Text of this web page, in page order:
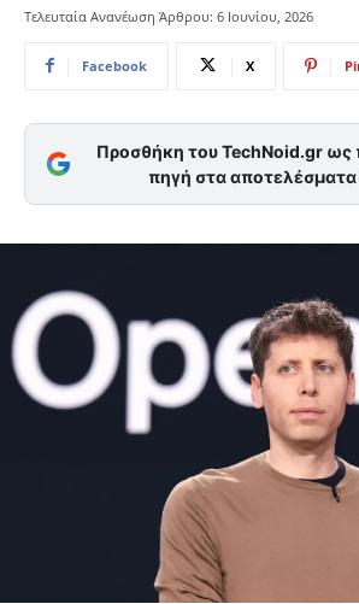
Τελευταία Ανανέωση Άρθρου: 6 Ιουνίου, 2026
Facebook X
Προσθήκη του TechNoid.gr ως
πηγή στα